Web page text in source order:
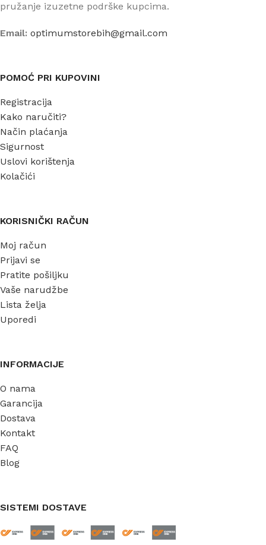
pružanje izuzetne podrške kupcima.
Email: optimumstorebih@gmail.com
POMOĆ PRI KUPOVINI
Registracija
Kako naručiti?
Način plaćanja
Sigurnost
Uslovi korištenja
Kolačići
KORISNIČKI RAČUN
Moj račun
Prijavi se
Pratite pošiljku
Vaše narudžbe
Lista želja
Uporedi
INFORMACIJE
O nama
Garancija
Dostava
Kontakt
FAQ
Blog
SISTEMI DOSTAVE